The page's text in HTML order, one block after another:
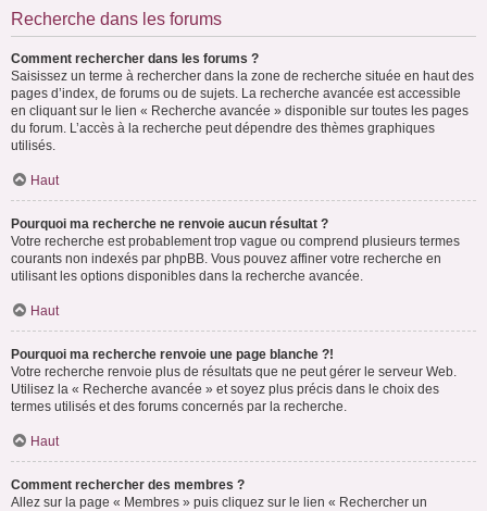
Recherche dans les forums
Comment rechercher dans les forums ?
Saisissez un terme à rechercher dans la zone de recherche située en haut des
pages d’index, de forums ou de sujets. La recherche avancée est accessible
en cliquant sur le lien « Recherche avancée » disponible sur toutes les pages
du forum. L’accès à la recherche peut dépendre des thèmes graphiques
utilisés.
Haut
Pourquoi ma recherche ne renvoie aucun résultat ?
Votre recherche est probablement trop vague ou comprend plusieurs termes
courants non indexés par phpBB. Vous pouvez affiner votre recherche en
utilisant les options disponibles dans la recherche avancée.
Haut
Pourquoi ma recherche renvoie une page blanche ?!
Votre recherche renvoie plus de résultats que ne peut gérer le serveur Web.
Utilisez la « Recherche avancée » et soyez plus précis dans le choix des
termes utilisés et des forums concernés par la recherche.
Haut
Comment rechercher des membres ?
Allez sur la page « Membres » puis cliquez sur le lien « Rechercher un